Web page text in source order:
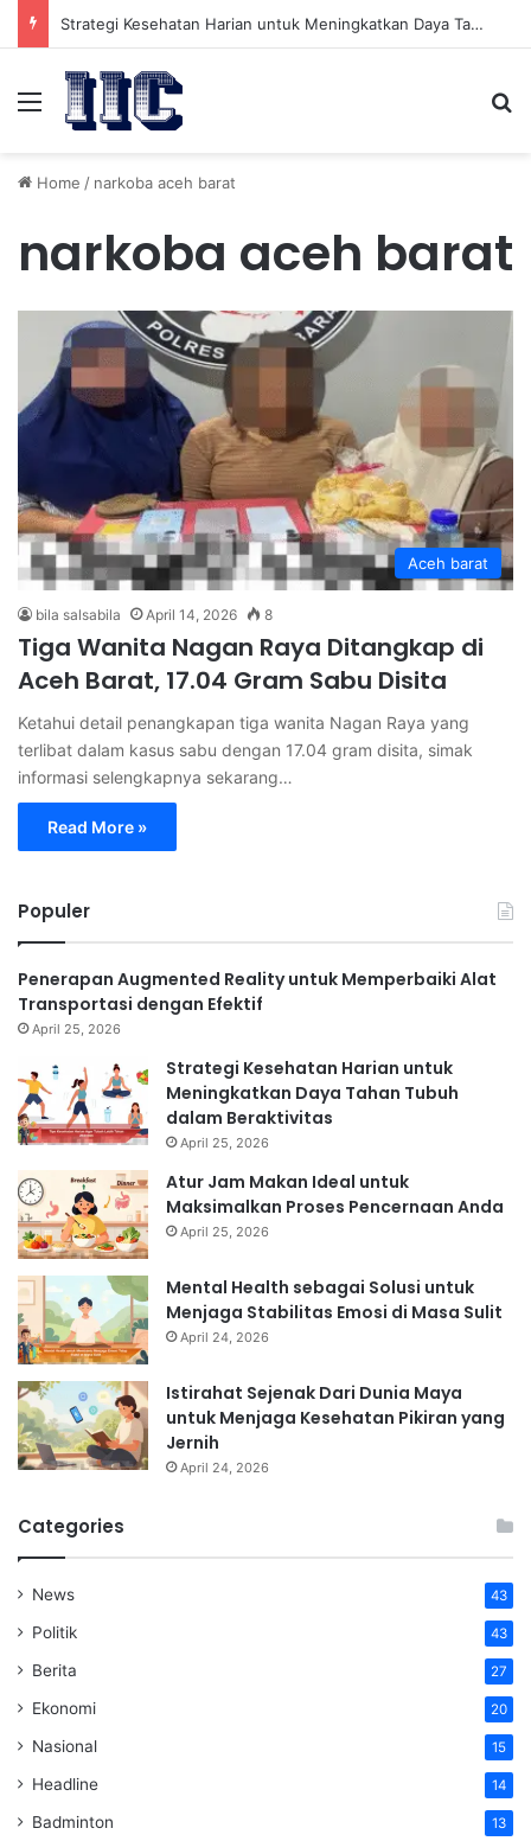
Strategi Kesehatan Harian untuk Meningkatkan Daya Tahan Tubuh dalam Beraktivitas
Menu
Home / narkoba aceh barat
narkoba aceh barat
Aceh barat
bila salsabila April 14, 2026 8
Tiga Wanita Nagan Raya Ditangkap di
Aceh Barat, 17.04 Gram Sabu Disita
Ketahui detail penangkapan tiga wanita Nagan Raya yang
terlibat dalam kasus sabu dengan 17.04 gram disita, simak
informasi selengkapnya sekarang…
Read More »
Populer
Penerapan Augmented Reality untuk Memperbaiki Alat
Transportasi dengan Efektif
April 25, 2026
Strategi Kesehatan Harian untuk
Meningkatkan Daya Tahan Tubuh
dalam Beraktivitas
April 25, 2026
Atur Jam Makan Ideal untuk
Maksimalkan Proses Pencernaan Anda
April 25, 2026
Mental Health sebagai Solusi untuk
Menjaga Stabilitas Emosi di Masa Sulit
April 24, 2026
Istirahat Sejenak Dari Dunia Maya
untuk Menjaga Kesehatan Pikiran yang
Jernih
April 24, 2026
Categories
News 43
Politik 43
Berita 27
Ekonomi 20
Nasional 15
Headline 14
Badminton 13